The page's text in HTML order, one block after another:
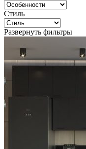
Стиль
Развернуть фильтры